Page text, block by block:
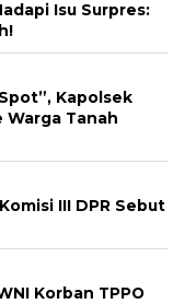
Isu Surpres:
Kapolsek
Warga Tanah
III DPR Sebut
Korban TPPO